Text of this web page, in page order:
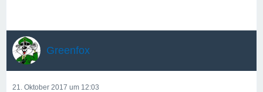
Greenfox
21. Oktober 2017 um 12:03